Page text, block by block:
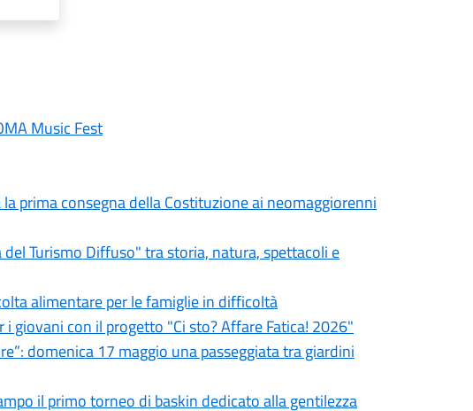
Music Fest
prima consegna della Costituzione ai neomaggiorenni
Turismo Diffuso" tra storia, natura, spettacoli e
alimentare per le famiglie in difficoltà
giovani con il progetto "Ci sto? Affare Fatica! 2026"
domenica 17 maggio una passeggiata tra giardini
il primo torneo di baskin dedicato alla gentilezza